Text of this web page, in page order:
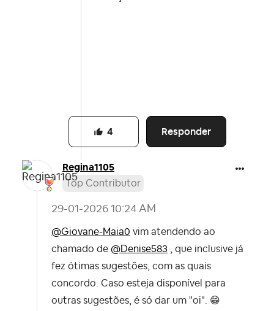
Responder
4
Regina1105
Top Contributor
‎29-01-2026 10:24 AM
@Giovane-Maia0 vim atendendo ao
chamado de @Denise583 , que inclusive já
fez ótimas sugestões, com as quais
concordo. Caso esteja disponível para
outras sugestões, é só dar um "oi". 😁